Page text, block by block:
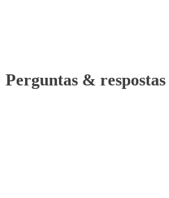
Perguntas & respostas